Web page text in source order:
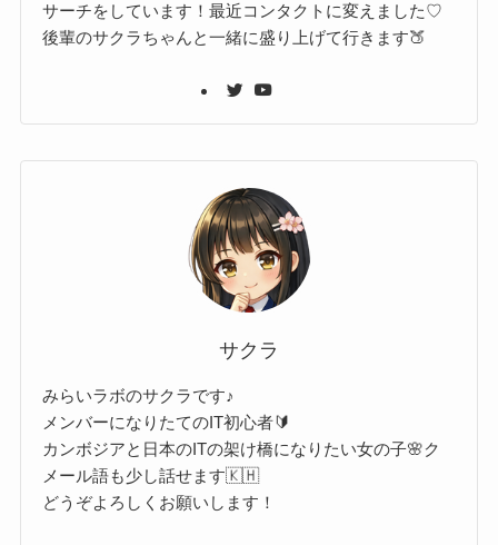
サーチをしています！最近コンタクトに変えました♡
後輩のサクラちゃんと一緒に盛り上げて行きます🍑
サクラ
みらいラボのサクラです♪
メンバーになりたてのIT初心者🔰
カンボジアと日本のITの架け橋になりたい女の子🌸ク
メール語も少し話せます🇰🇭
どうぞよろしくお願いします！